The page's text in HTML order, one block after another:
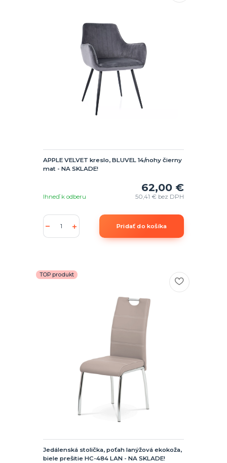
APPLE VELVET kreslo, BLUVEL 14/nohy čierny
mat - NA SKLADE!
62,00 €
50,41 € bez DPH
Ihneď k odberu
Pridať do košíka
TOP produkt
Jedálenská stolička, poťah lanýžová ekokoža,
biele prešitie HC-484 LAN - NA SKLADE!